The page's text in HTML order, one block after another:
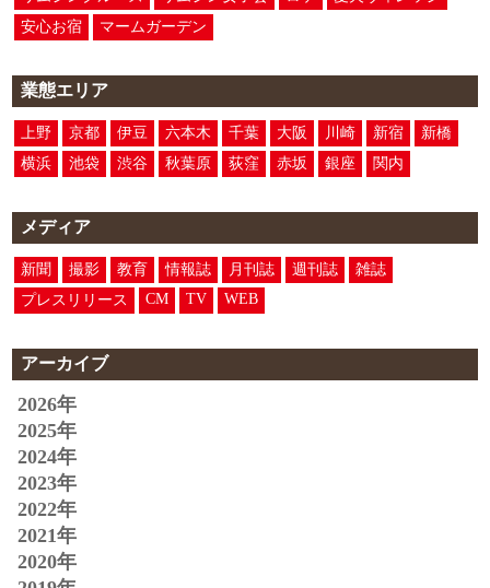
安心お宿
マームガーデン
業態エリア
上野 京都 伊豆 六本木 千葉 大阪 川崎 新宿
新橋
横浜
池袋 渋谷 秋葉原 荻窪 赤坂 銀座 関内
メディア
新聞 撮影 教育 情報誌 月刊誌 週刊誌
雑誌
プレスリリース
CM TV WEB
アーカイブ
2026年
2025年
2024年
2023年
2022年
2021年
2020年